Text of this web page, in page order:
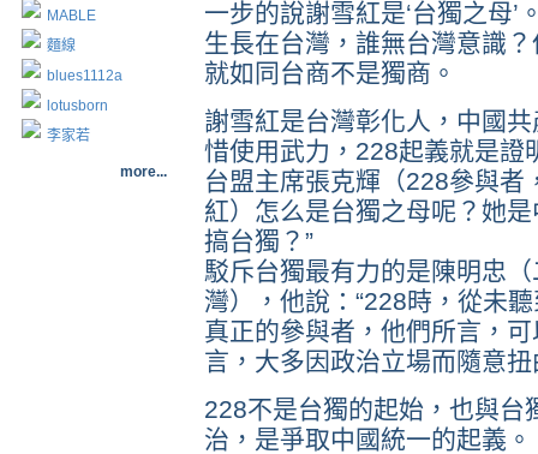
MABLE
麵線
blues1112a
lotusborn
李家若
more...
一步的說謝雪紅是‘台獨之母’
生長在台灣，誰無台灣意識？
就如同台商不是獨商。
謝雪紅是台灣彰化人，中國
惜使用武力，228起義就是證
台盟主席張克輝（228參與者
紅）怎么是台獨之母呢？她
搞台獨？”
駁斥台獨最有力的是陳明忠
灣），他說：“228時，從未
真正的參與者，他們所言，
言，大多因政治立場而隨意扭
228不是台獨的起始，也與台
治，是爭取中國統一的起義。